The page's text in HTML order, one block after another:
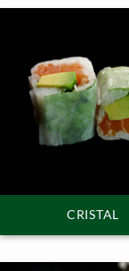
CRISTAL